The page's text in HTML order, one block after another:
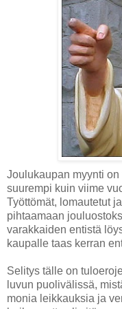
Joulukaupan myynti
suurempi kuin viime
Työttömät, lomautetut
pihtaamaan
varakkaiden entistä
kaupalle taas kerran
Selitys tälle on
luvun puolivälissä,
monia leikkauksia ja